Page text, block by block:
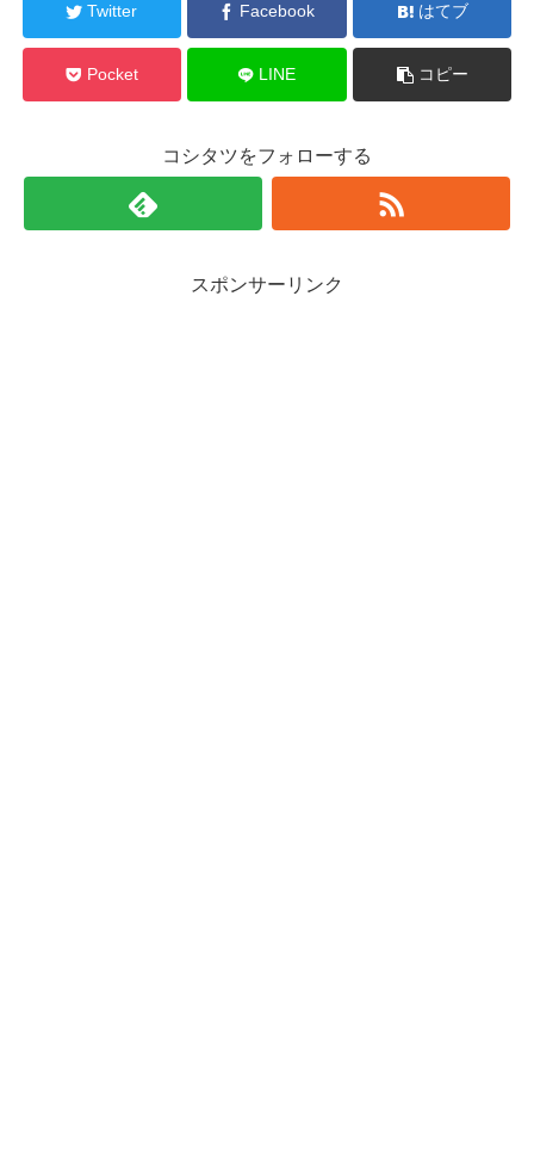
Twitter Facebook はてブ
Pocket LINE コピー
コシタツをフォローする
スポンサーリンク